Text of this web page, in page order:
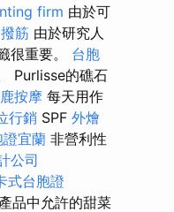
firm 由於可
筋 由於研究人
很重要。 台胞
Purlisse的礁石
按摩 每天用作
行銷 SPF 外燴
證宜蘭 非營利性
公司
式台胞證
品中允許的甜菜